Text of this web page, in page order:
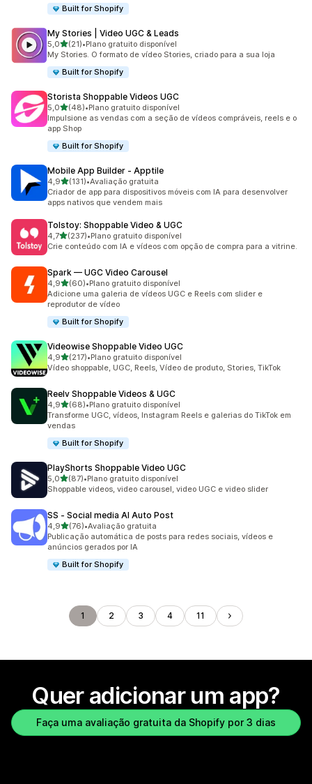
Built for Shopify
My Stories | Video UGC & Leads
5,0de 5 estrelas
(21)
21 avaliações ao todo
•Plano gratuito disponível
My Stories. O formato de vídeo Stories, criado para a sua loja
Built for Shopify
Storista Shoppable Videos UGC
5,0de 5 estrelas
(48)
48 avaliações ao todo
•Plano gratuito disponível
Impulsione as vendas com a seção de vídeos compráveis, reels e o
app Shop
Built for Shopify
Mobile App Builder ‑ Apptile
4,9de 5 estrelas
(131)
131 avaliações ao todo
•Avaliação gratuita
Criador de app para dispositivos móveis com IA para desenvolver
apps nativos que vendem mais
Tolstoy: Shoppable Video & UGC
4,7de 5 estrelas
(237)
237 avaliações ao todo
•Plano gratuito disponível
Crie conteúdo com IA e vídeos com opção de compra para a vitrine.
Spark — UGC Video Carousel
4,9de 5 estrelas
(60)
60 avaliações ao todo
•Plano gratuito disponível
Adicione uma galeria de vídeos UGC e Reels com slider e
reprodutor de vídeo
Built for Shopify
Videowise Shoppable Video UGC
4,9de 5 estrelas
(217)
217 avaliações ao todo
•Plano gratuito disponível
Vídeo shoppable, UGC, Reels, Vídeo de produto, Stories, TikTok
Reelv Shoppable Videos & UGC
4,9de 5 estrelas
(68)
68 avaliações ao todo
•Plano gratuito disponível
Transforme UGC, vídeos, Instagram Reels e galerias do TikTok em
vendas
Built for Shopify
PlayShorts Shoppable Video UGC
5,0de 5 estrelas
(87)
87 avaliações ao todo
•Plano gratuito disponível
Shoppable videos, video carousel, video UGC e video slider
SS ‑ Social media AI Auto Post
4,9de 5 estrelas
(76)
76 avaliações ao todo
•Avaliação gratuita
Publicação automática de posts para redes sociais, vídeos e
anúncios gerados por IA
Built for Shopify
1 2 3 4 11
Quer adicionar um app?
Faça uma avaliação gratuita da Shopify por 3 dias